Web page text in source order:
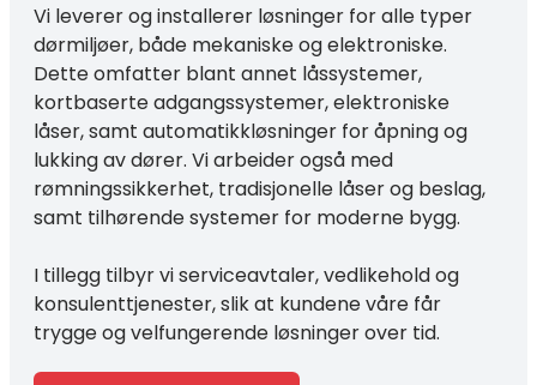
Vi leverer og installerer løsninger for alle typer
dørmiljøer, både mekaniske og elektroniske.
Dette omfatter blant annet låssystemer,
kortbaserte adgangssystemer, elektroniske
låser, samt automatikkløsninger for åpning og
lukking av dører. Vi arbeider også med
rømningssikkerhet, tradisjonelle låser og beslag,
samt tilhørende systemer for moderne bygg.
I tillegg tilbyr vi serviceavtaler, vedlikehold og
konsulenttjenester, slik at kundene våre får
trygge og velfungerende løsninger over tid.